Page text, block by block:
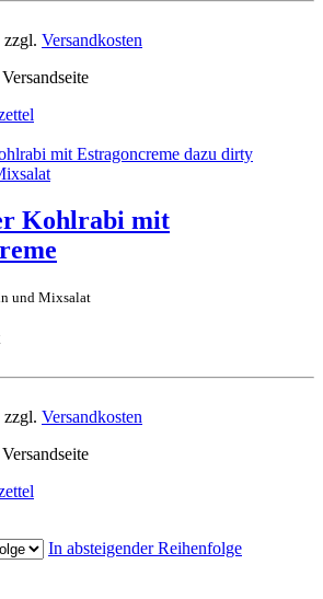
zzgl. Versandkosten
Kohlrabi mit
und Mixsalat
zzgl. Versandkosten
In absteigender Reihenfolge